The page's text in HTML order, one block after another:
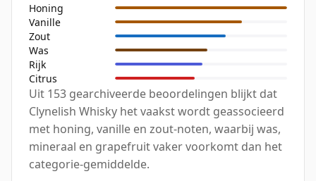
Honing
Vanille
Zout
Was
Rijk
Citrus
Uit 153 gearchiveerde beoordelingen blijkt dat
Clynelish Whisky het vaakst wordt geassocieerd
met honing, vanille en zout-noten, waarbij was,
mineraal en grapefruit vaker voorkomt dan het
categorie-gemiddelde.